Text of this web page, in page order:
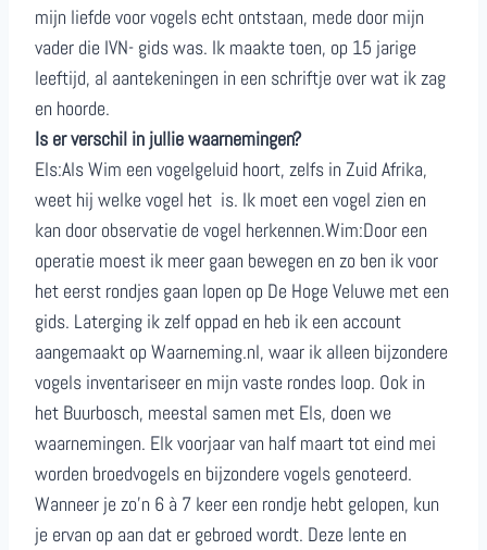
mijn liefde voor vogels echt ontstaan, mede door mijn
vader die IVN- gids was. Ik maakte toen, op 15 jarige
leeftijd, al aantekeningen in een schriftje over wat ik zag
en hoorde.
Is er verschil in jullie waarnemingen?
Els:Als Wim een vogelgeluid hoort, zelfs in Zuid Afrika,
weet hij welke vogel het is. Ik moet een vogel zien en
kan door observatie de vogel herkennen.Wim:Door een
operatie moest ik meer gaan bewegen en zo ben ik voor
het eerst rondjes gaan lopen op De Hoge Veluwe met een
gids. Laterging ik zelf oppad en heb ik een account
aangemaakt op Waarneming.nl, waar ik alleen bijzondere
vogels inventariseer en mijn vaste rondes loop. Ook in
het Buurbosch, meestal samen met Els, doen we
waarnemingen. Elk voorjaar van half maart tot eind mei
worden broedvogels en bijzondere vogels genoteerd.
Wanneer je zo’n 6 à 7 keer een rondje hebt gelopen, kun
je ervan op aan dat er gebroed wordt. Deze lente en